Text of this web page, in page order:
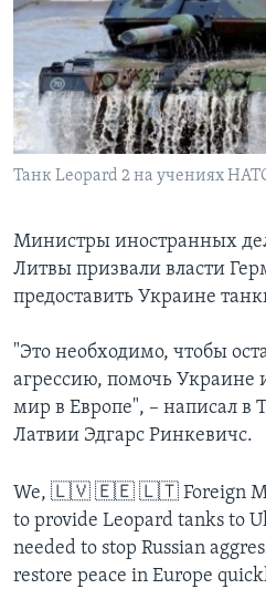
Learning English
СОЦИАЛЬНЫЕ СЕТИ
Танк Leopard 2 на учениях
Министры иностранных
Литвы призвали власти
предоставить Украине
"Это необходимо, чтобы
агрессию, помочь Украине
мир в Европе", – написал в
Латвии Эдгарс Ринкевичс.
We, 🇱🇻 🇪🇪 🇱🇹 Foreign
to provide Leopard tanks to
needed to stop Russian
restore peace in Europe